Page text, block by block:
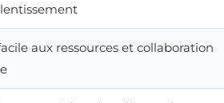
aux ressources et collaboration